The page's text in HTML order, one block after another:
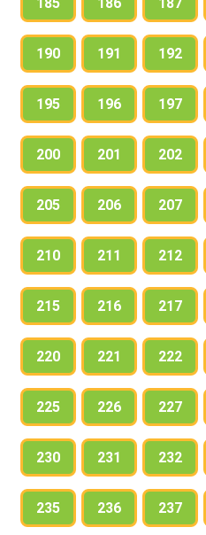
190 191 192
195 196 197
200 201 202
205 206 207
210 211 212
215 216 217
220 221 222
225 226 227
230 231 232
235 236 237